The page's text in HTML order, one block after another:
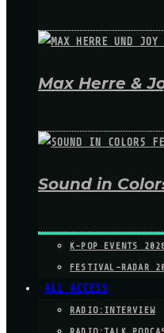
Max Herre &
Sound in
K-POP EVENTS
FESTIVAL-RADAR
ALL ACCESS
RADIO:INTERVIEW